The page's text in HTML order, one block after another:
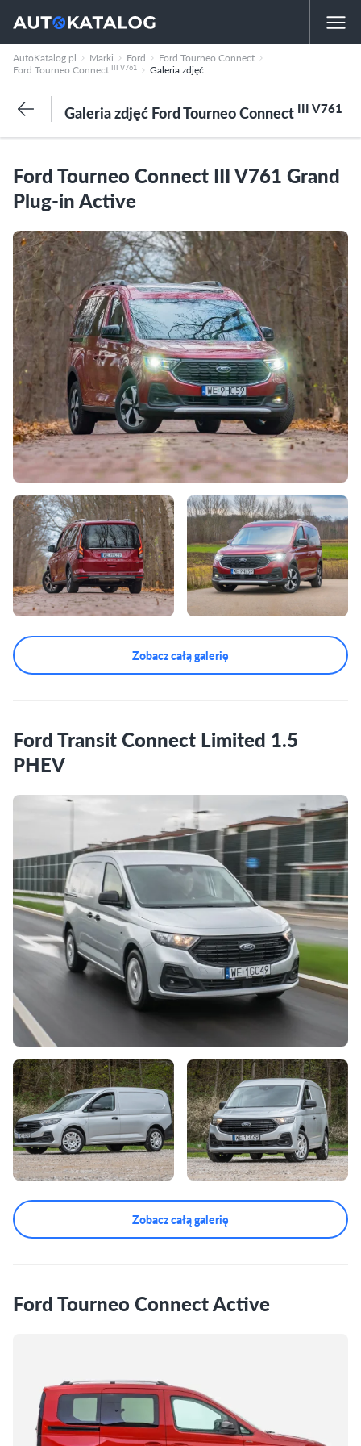
AutoKatalog.pl Marki Ford
Ford Tourneo Connect
Ford Tourneo Connect III V761 Galeria zdjęć
Galeria zdjęć Ford Tourneo Connect III V761
Ford Tourneo Connect III V761 Grand
Plug-in Active
Zobacz całą galerię
Ford Transit Connect Limited 1.5
PHEV
Zobacz całą galerię
Ford Tourneo Connect Active